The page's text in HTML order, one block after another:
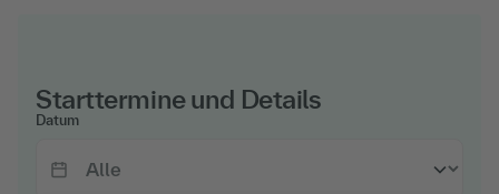
Starttermine und Details
Datum